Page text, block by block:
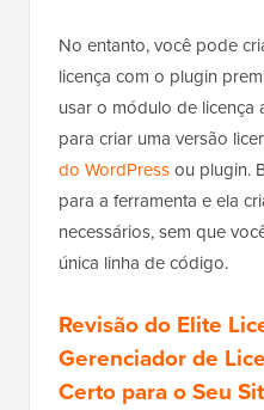
No entanto, você pode
licença com o plugin
usar o módulo de licença
para criar uma versão
do WordPressou plugin.
para a ferramenta e ela
necessários, sem que
única linha de código.
Revisão do Elite
Gerenciador de
Certo para o Seu